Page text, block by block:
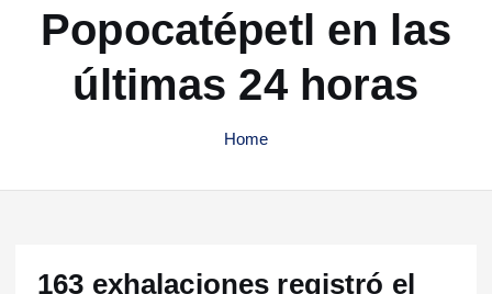
Popocatépetl en las
últimas 24 horas
Home
163 exhalaciones registró el